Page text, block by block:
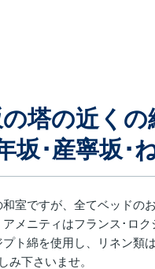
塔の近く
坂･産寧坂･
室ですが、全てベッドのお
メニティはフランス･ロ
ト綿を使用し、リネン類
み下さいませ。